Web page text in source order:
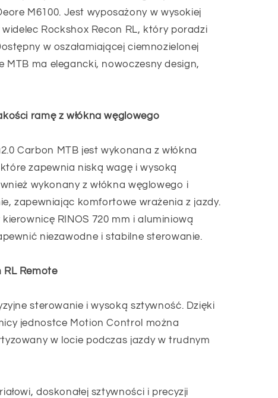
M6100. Jest wyposażony w wysokiej
Rockshox Recon RL, który poradzi
w oszałamiającej ciemnozielonej
MTB ma elegancki, nowoczesny design,
ramę z włókna węglowego
Carbon MTB jest wykonana z włókna
zapewnia niską wagę i wysoką
wykonany z włókna węglowego i
zapewniając komfortowe wrażenia z jazdy.
RINOS 720 mm i aluminiową
niezawodne i stabilne sterowanie.
RL Remote
sterowanie i wysoką sztywność. Dzięki
jednostce Motion Control można
w locie podczas jazdy w trudnym
doskonałej sztywności i precyzji